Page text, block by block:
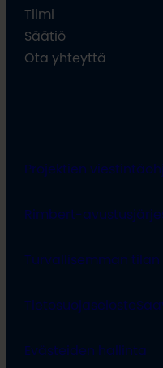
Tiimi
Säätiö
Ota yhteyttä
Projektien
Rimbert-
Turvallisemman
Tietosuojaseloste
Evästeiden hallinta